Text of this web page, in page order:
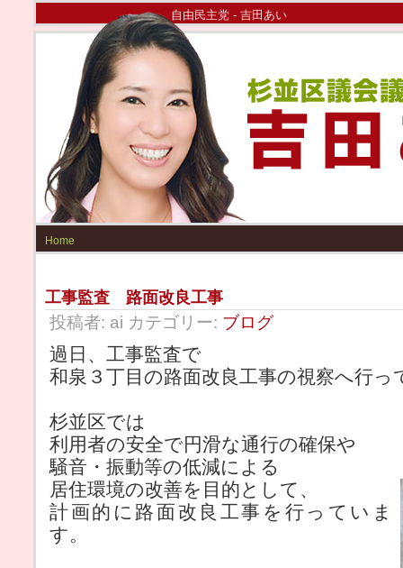
自由民主党 - 吉田あい
Home
工事監査 路面改良工事
投稿者: ai カテゴリー: ブログ
過日、工事監査で
和泉３丁目の路面改良工事の視察へ行っ
杉並区では
利用者の安全で円滑な通行の確保や
騒音・振動等の低減による
居住環境の改善を目的として、
計画的に路面改良工事を行っていま
す。